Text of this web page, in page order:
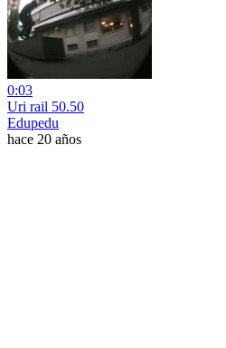
0:03
Uri rail 50.50
Edupedu
hace 20 años